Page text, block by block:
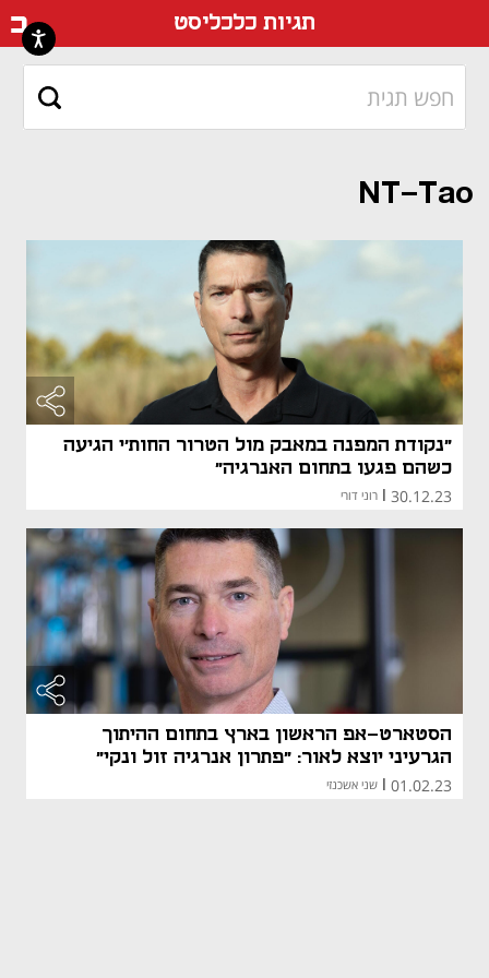
תגיות כלכליסט
NT-Tao
"נקודת המפנה במאבק מול הטרור החות'י הגיעה
כשהם פגעו בתחום האנרגיה"
30.12.23 רוני דורי
הסטארט-אפ הראשון בארץ בתחום ההיתוך
הגרעיני יוצא לאור: "פתרון אנרגיה זול ונקי"
01.02.23 שני אשכנזי